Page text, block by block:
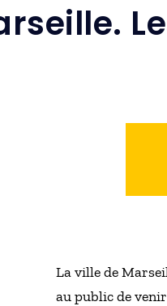
La ville de
au public de